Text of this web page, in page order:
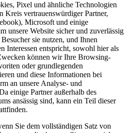
Pixel und ähnliche Technologien
Kreis vertrauenswürdiger Partner,
Microsoft und einige
unsere Website sicher und zuverlässig
sie nutzen, und Ihnen
Interessen entspricht, sowohl hier als
können wir Ihre Browsing-
oder grundlegenden
und diese Informationen bei
an unsere Analyse- und
einige Partner außerhalb des
ansässig sind, kann ein Teil dieser
Sie dem vollständigen Satz von